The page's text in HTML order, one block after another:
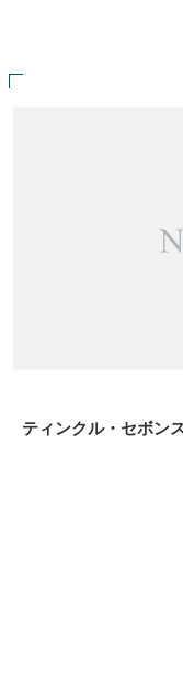
ティンクル・セボン